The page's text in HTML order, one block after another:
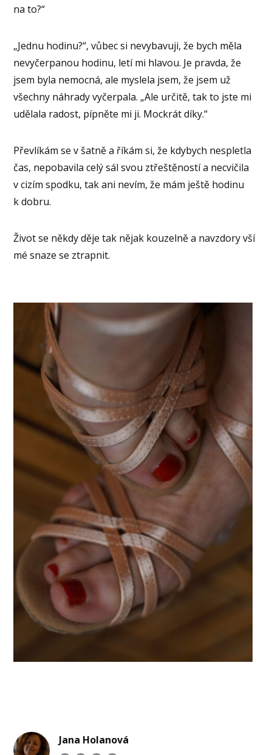
na to?“
„Jednu hodinu?“, vůbec si nevybavuji, že bych měla
nevyčerpanou hodinu, letí mi hlavou. Je pravda, že
jsem byla nemocná, ale myslela jsem, že jsem už
všechny náhrady vyčerpala. „Ale určitě, tak to jste mi
udělala radost, pípněte mi ji. Mockrát díky.“
Převlíkám se v šatně a říkám si, že kdybych nespletla
čas, nepobavila celý sál svou ztřeštěností a necvičila
v cizím spodku, tak ani nevím, že mám ještě hodinu
k dobru.
Život se někdy děje tak nějak kouzelně a navzdory vší
mé snaze se ztrapnit.
Jana Holanová